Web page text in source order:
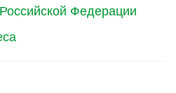
Федерации